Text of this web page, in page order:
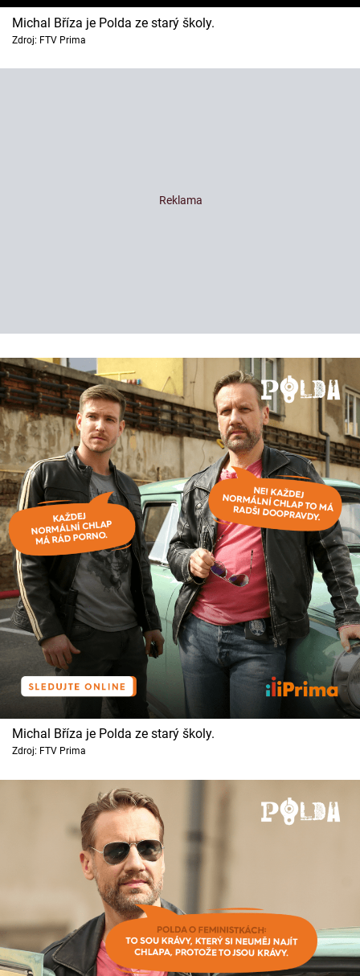
Michal Bříza je Polda ze starý školy.
Zdroj: FTV Prima
Michal Bříza je Polda ze starý školy.
Zdroj: FTV Prima